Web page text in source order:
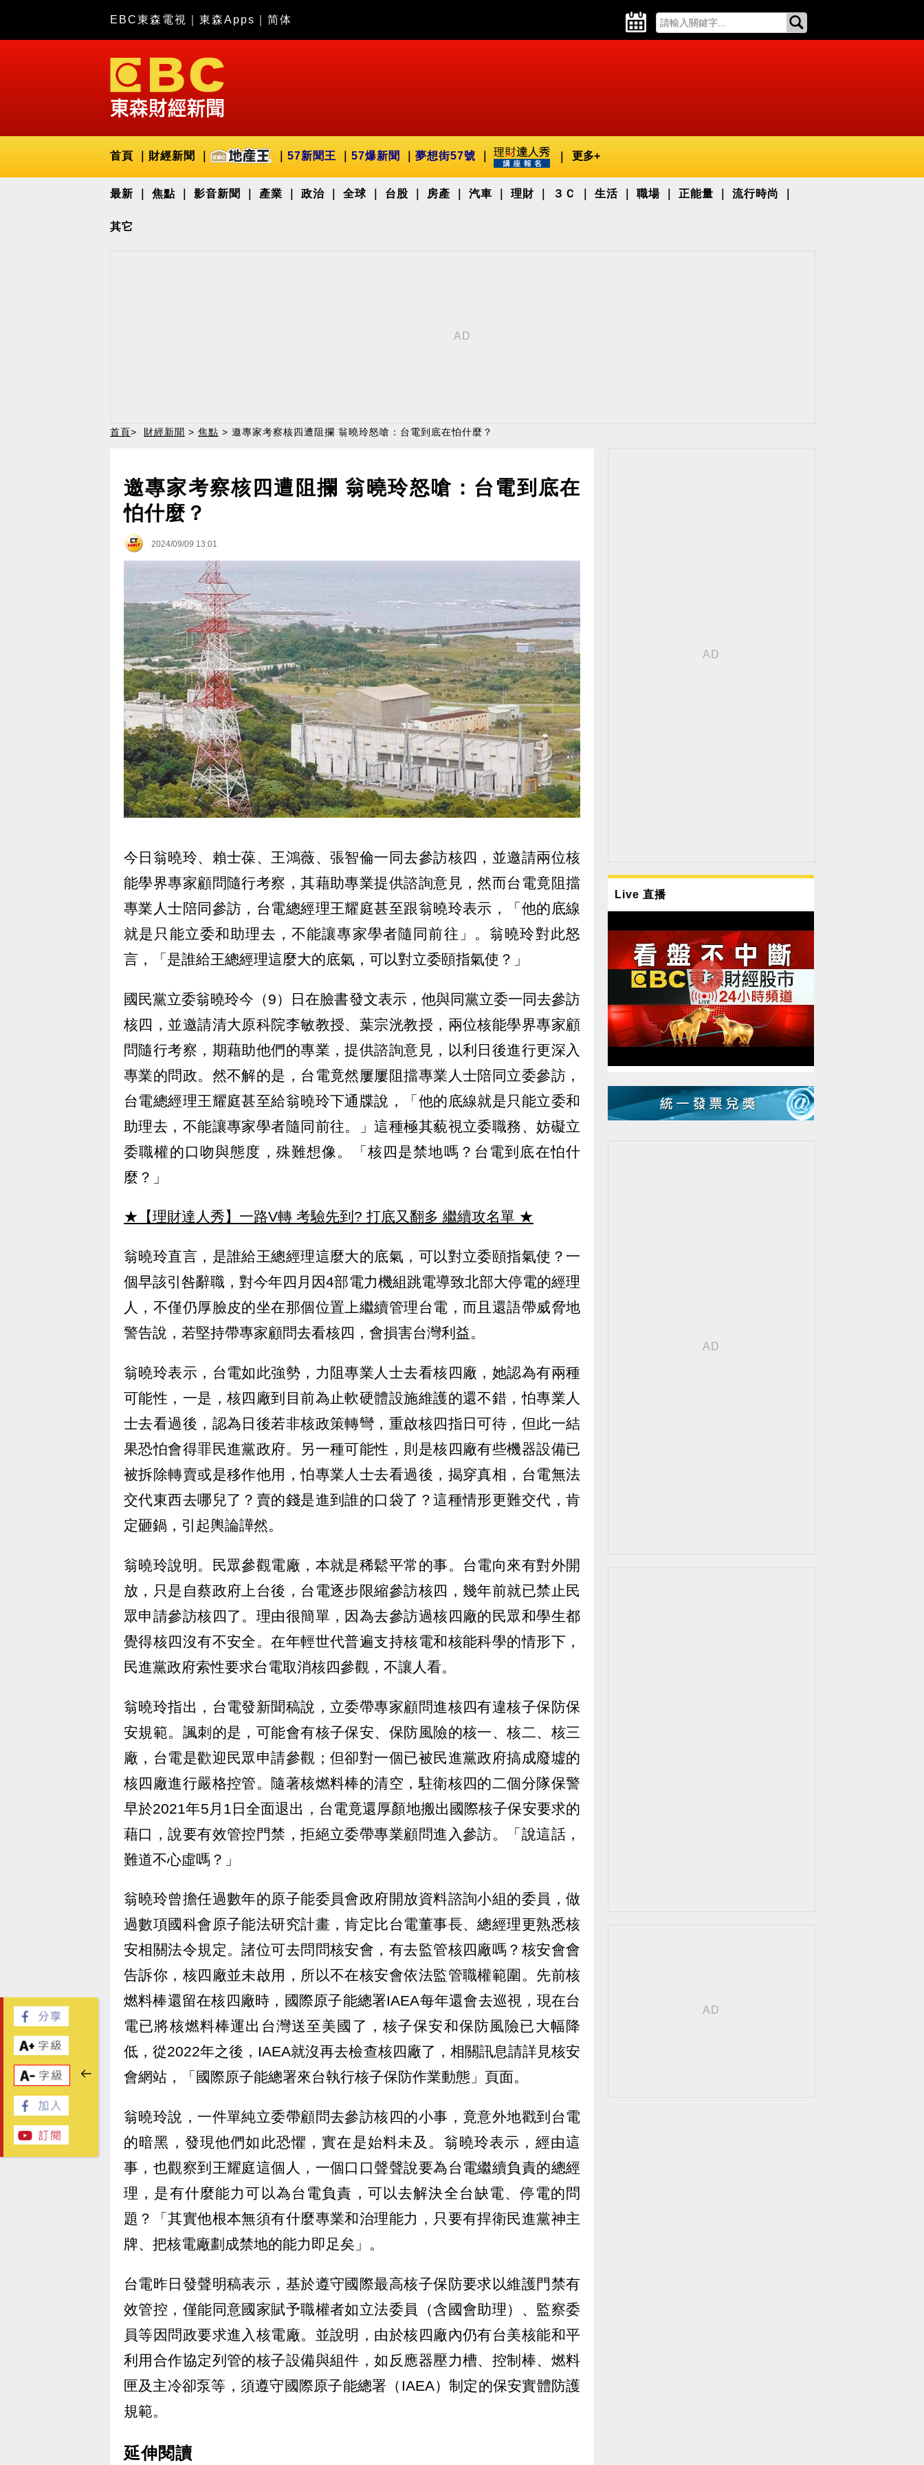
EBC東森電視 東森Apps 简体
首頁 財經新聞 57新聞王 57爆新聞 夢想街57號 更多+
最新 焦點 影音新聞 產業 政治 全球 台股 房產 汽車 理財 ３Ｃ 生活 職場 正能量 流行時尚
其它
首頁> 財經新聞 > 焦點 > 邀專家考察核四遭阻攔 翁曉玲怒嗆：台電到底在怕什麼？
邀專家考察核四遭阻攔 翁曉玲怒嗆：台電到底在
怕什麼？
2024/09/09 13:01
今日翁曉玲、賴士葆、王鴻薇、張智倫一同去參訪核四，並邀請兩位核
能學界專家顧問隨行考察，其藉助專業提供諮詢意見，然而台電竟阻擋
專業人士陪同參訪，台電總經理王耀庭甚至跟翁曉玲表示，「他的底線
就是只能立委和助理去，不能讓專家學者隨同前往」。翁曉玲對此怒
言，「是誰給王總經理這麼大的底氣，可以對立委頤指氣使？」
國民黨立委翁曉玲今（9）日在臉書發文表示，他與同黨立委一同去參訪
核四，並邀請清大原科院李敏教授、葉宗洸教授，兩位核能學界專家顧
問隨行考察，期藉助他們的專業，提供諮詢意見，以利日後進行更深入
專業的問政。然不解的是，台電竟然屢屢阻擋專業人士陪同立委參訪，
台電總經理王耀庭甚至給翁曉玲下通牒說，「他的底線就是只能立委和
助理去，不能讓專家學者隨同前往。」這種極其藐視立委職務、妨礙立
委職權的口吻與態度，殊難想像。「核四是禁地嗎？台電到底在怕什
麼？」
★【理財達人秀】一路V轉 考驗先到? 打底又翻多 繼續攻名單 ★
翁曉玲直言，是誰給王總經理這麼大的底氣，可以對立委頤指氣使？一
個早該引咎辭職，對今年四月因4部電力機組跳電導致北部大停電的經理
人，不僅仍厚臉皮的坐在那個位置上繼續管理台電，而且還語帶威脅地
警告說，若堅持帶專家顧問去看核四，會損害台灣利益。
翁曉玲表示，台電如此強勢，力阻專業人士去看核四廠，她認為有兩種
可能性，一是，核四廠到目前為止軟硬體設施維護的還不錯，怕專業人
士去看過後，認為日後若非核政策轉彎，重啟核四指日可待，但此一結
果恐怕會得罪民進黨政府。另一種可能性，則是核四廠有些機器設備已
被拆除轉賣或是移作他用，怕專業人士去看過後，揭穿真相，台電無法
交代東西去哪兒了？賣的錢是進到誰的口袋了？這種情形更難交代，肯
定砸鍋，引起輿論譁然。
翁曉玲說明。民眾參觀電廠，本就是稀鬆平常的事。台電向來有對外開
放，只是自蔡政府上台後，台電逐步限縮參訪核四，幾年前就已禁止民
眾申請參訪核四了。理由很簡單，因為去參訪過核四廠的民眾和學生都
覺得核四沒有不安全。在年輕世代普遍支持核電和核能科學的情形下，
民進黨政府索性要求台電取消核四參觀，不讓人看。
翁曉玲指出，台電發新聞稿說，立委帶專家顧問進核四有違核子保防保
安規範。諷刺的是，可能會有核子保安、保防風險的核一、核二、核三
廠，台電是歡迎民眾申請參觀；但卻對一個已被民進黨政府搞成廢墟的
核四廠進行嚴格控管。隨著核燃料棒的清空，駐衛核四的二個分隊保警
早於2021年5月1日全面退出，台電竟還厚顏地搬出國際核子保安要求的
藉口，說要有效管控門禁，拒絕立委帶專業顧問進入參訪。「說這話，
難道不心虛嗎？」
翁曉玲曾擔任過數年的原子能委員會政府開放資料諮詢小組的委員，做
過數項國科會原子能法研究計畫，肯定比台電董事長、總經理更熟悉核
安相關法令規定。諸位可去問問核安會，有去監管核四廠嗎？核安會會
告訴你，核四廠並未啟用，所以不在核安會依法監管職權範圍。先前核
燃料棒還留在核四廠時，國際原子能總署IAEA每年還會去巡視，現在台
電已將核燃料棒運出台灣送至美國了，核子保安和保防風險已大幅降
低，從2022年之後，IAEA就沒再去檢查核四廠了，相關訊息請詳見核安
會網站，「國際原子能總署來台執行核子保防作業動態」頁面。
翁曉玲說，一件單純立委帶顧問去參訪核四的小事，竟意外地戳到台電
的暗黑，發現他們如此恐懼，實在是始料未及。翁曉玲表示，經由這
事，也觀察到王耀庭這個人，一個口口聲聲說要為台電繼續負責的總經
理，是有什麼能力可以為台電負責，可以去解決全台缺電、停電的問
題？「其實他根本無須有什麼專業和治理能力，只要有捍衛民進黨神主
牌、把核電廠劃成禁地的能力即足矣」。
台電昨日發聲明稿表示，基於遵守國際最高核子保防要求以維護門禁有
效管控，僅能同意國家賦予職權者如立法委員（含國會助理）、監察委
員等因問政要求進入核電廠。並說明，由於核四廠內仍有台美核能和平
利用合作協定列管的核子設備與組件，如反應器壓力槽、控制棒、燃料
匣及主冷卻泵等，須遵守國際原子能總署（IAEA）制定的保安實體防護
規範。
延伸閱讀
Live 直播